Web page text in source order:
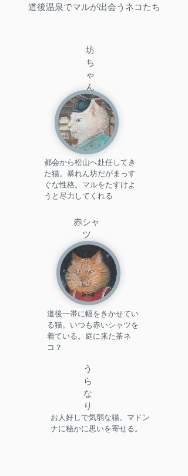
​道後温泉でマルが出会うネコたち
坊
ち
ゃ
ん
都会から松山へ赴任してき
た猫。暴れん坊だがまっす
ぐな性格。マルをたすけよ
うと尽力してくれる
赤シャ
ツ
道後一帯に幅をきかせてい
る猫。いつも赤いシャツを
着ている。庭に来た茶ネ
コ？
う
ら
な
り
お人好しで気弱な猫。マドン
ナに秘かに思いを寄せる。